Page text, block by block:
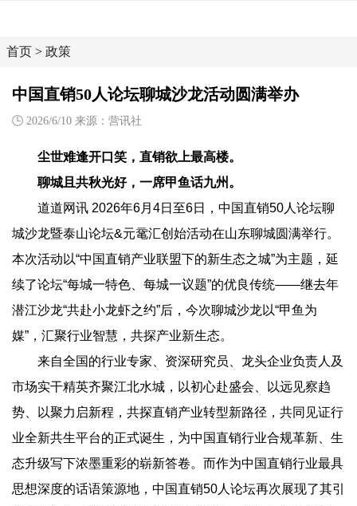
首页 > 政策
中国直销50人论坛聊城沙龙活动圆满举办
2026/6/10 来源：营讯社
尘世难逢开口笑，直销欲上最高楼。
聊城且共秋光好，一席甲鱼话九州。
道道网讯 2026年6月4日至6日，中国直销50人论坛聊
城沙龙暨泰山论坛&元鼋汇创始活动在山东聊城圆满举行。
本次活动以“中国直销产业联盟下的新生态之城”为主题，延
续了论坛“每城一特色、每城一议题”的优良传统——继去年
潜江沙龙“共赴小龙虾之约”后，今次聊城沙龙以“甲鱼为
媒”，汇聚行业智慧，共探产业新生态。
来自全国的行业专家、资深研究员、龙头企业负责人及
市场实干精英齐聚江北水城，以初心赴盛会、以远见察趋
势、以聚力启新程，共探直销产业转型新路径，共同见证行
业全新共生平台的正式诞生，为中国直销行业合规革新、生
态升级写下浓墨重彩的崭新答卷。而作为中国直销行业最具
思想深度的话语策源地，中国直销50人论坛再次展现了其引